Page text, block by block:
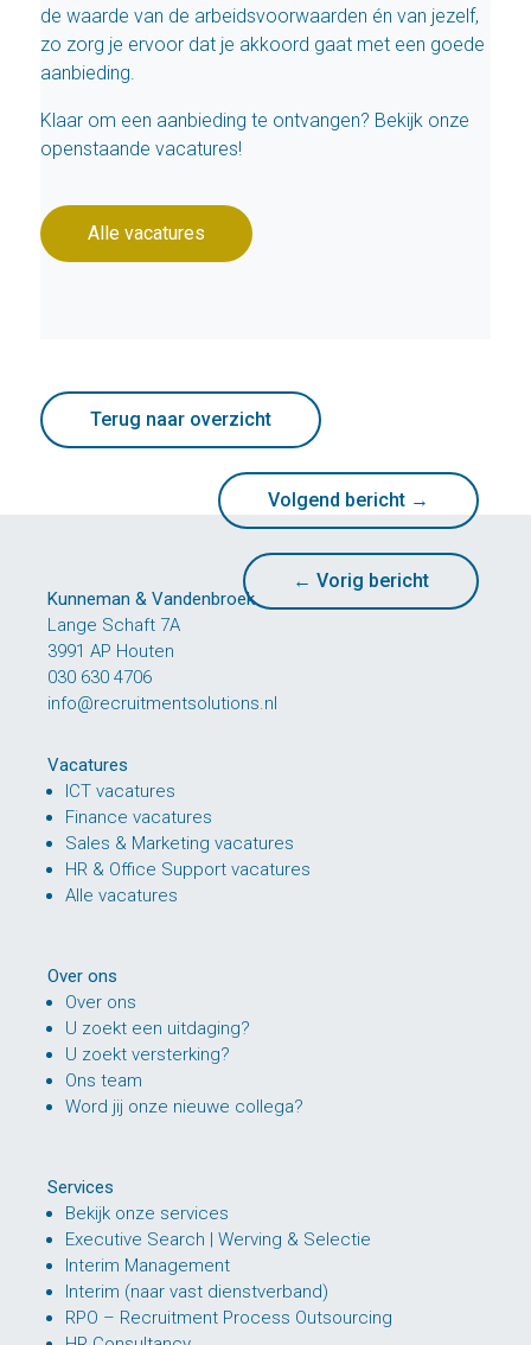
de waarde van de arbeidsvoorwaarden én van jezelf,
zo zorg je ervoor dat je akkoord gaat met een goede
aanbieding.
Klaar om een aanbieding te ontvangen? Bekijk onze
openstaande vacatures!
Alle vacatures
Terug naar overzicht
Volgend bericht →
← Vorig bericht
Kunneman & Vandenbroek
Lange Schaft 7A
3991 AP Houten
030 630 4706
info@recruitmentsolutions.nl
Vacatures
ICT vacatures
Finance vacatures
Sales & Marketing vacatures
HR & Office Support vacatures
Alle vacatures
Over ons
Over ons
U zoekt een uitdaging?
U zoekt versterking?
Ons team
Word jij onze nieuwe collega?
Services
Bekijk onze services
Executive Search | Werving & Selectie
Interim Management
Interim (naar vast dienstverband)
RPO – Recruitment Process Outsourcing